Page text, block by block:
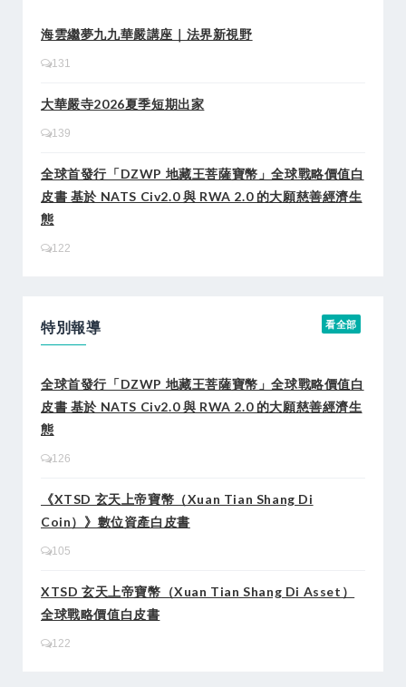
海雲繼夢九九華嚴講座｜法界新視野
131
大華嚴寺2026夏季短期出家
139
全球首發行「DZWP 地藏王菩薩寶幣」全球戰略價值白
皮書 基於 NATS Civ2.0 與 RWA 2.0 的大願慈善經濟生
態
122
特別報導 看全部
全球首發行「DZWP 地藏王菩薩寶幣」全球戰略價值白
皮書 基於 NATS Civ2.0 與 RWA 2.0 的大願慈善經濟生
態
126
《XTSD 玄天上帝寶幣（Xuan Tian Shang Di
Coin）》數位資產白皮書
105
XTSD 玄天上帝寶幣（Xuan Tian Shang Di Asset）
全球戰略價值白皮書
122